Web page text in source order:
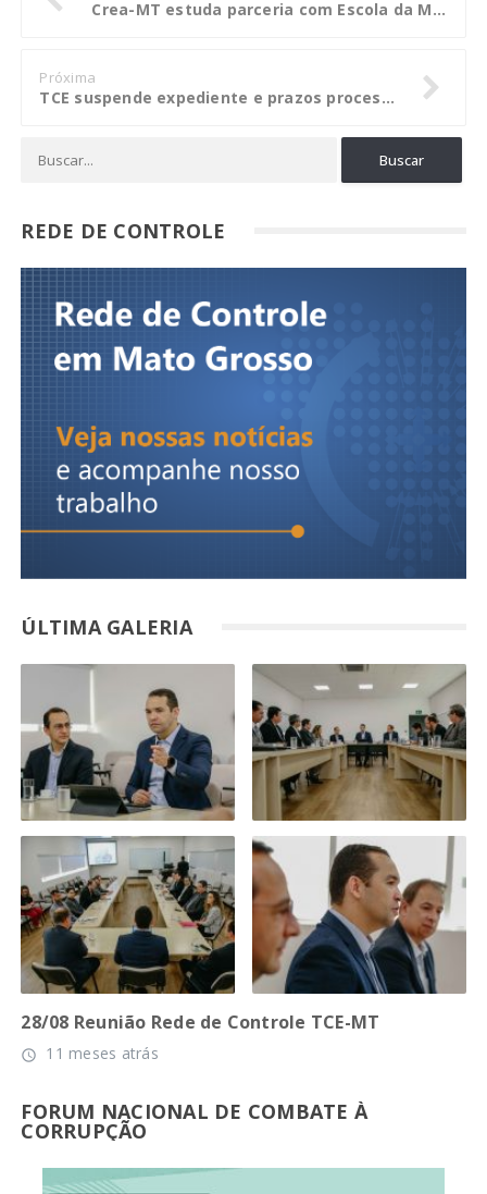
Crea-MT estuda parceria com Escola da Magistratura Mato-Grossense
Próxima
TCE suspende expediente e prazos processuais desta segunda-feira (28)
REDE DE CONTROLE
ÚLTIMA GALERIA
28/08 Reunião Rede de Controle TCE-MT
access_time 11 meses atrás
FORUM NACIONAL DE COMBATE À
CORRUPÇÃO